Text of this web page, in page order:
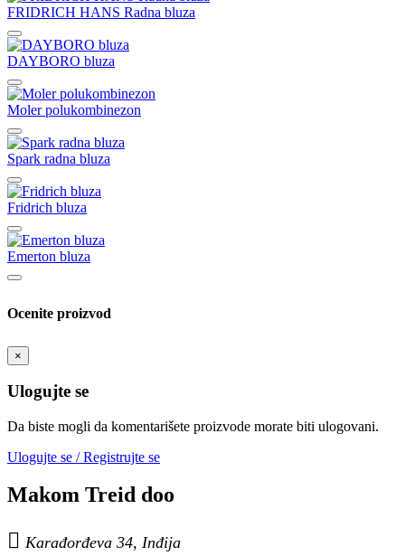
FRIDRICH HANS Radna bluza
DAYBORO bluza
Moler polukombinezon
Spark radna bluza
Fridrich bluza
Emerton bluza
Ocenite proizvod
×
Ulogujte se
Da biste mogli da komentarišete proizvode morate biti ulogovani.
Ulogujte se / Registrujte se
Makom Treid doo
 Karađorđeva 34, Inđija